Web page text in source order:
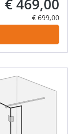
Verkaufspreis:
€ 469,00
Regulärer
€ 699,00